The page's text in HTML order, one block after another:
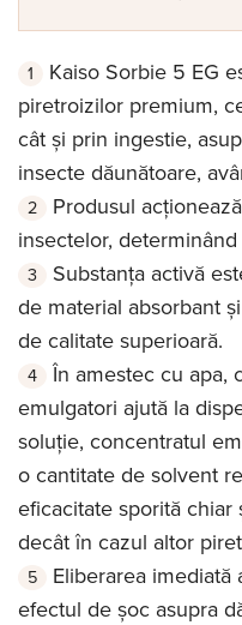
Kaiso Sorbie 5 EG
piretroizilor premium,
cât și prin ingestie,
insecte dăunătoare,
Produsul
insectelor,
Substanţa activă
de material absorbant
de calitate superioară.
În amestec cu apa,
emulgatori ajută la
soluţie, concentratul
o cantitate de solvent
eficacitate sporită
decât în cazul altor
Eliberarea imediată
efectul de șoc asupra